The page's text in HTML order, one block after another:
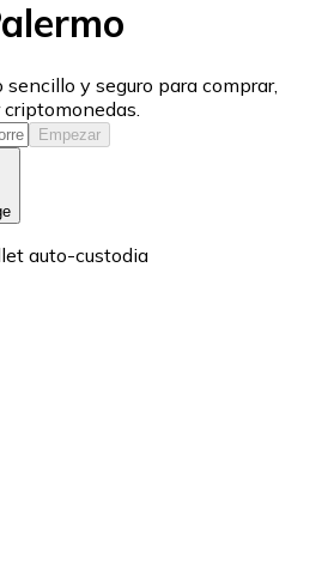
y seguro para comprar,
Empezar
auto-custodia